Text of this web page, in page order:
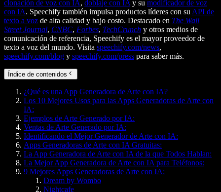
clonación de voz con IA, doblaje con IA y su modificador de voz
con IA. Speechify también impulsa productos líderes con su API de
texto a voz de alta calidad y bajo costo. Destacado en The Wall
Street Journal, CNBC, Forbes, TechCrunch y otros medios de
comunicación de referencia, Speechify es el mayor proveedor de
texto a voz del mundo. Visita speechify.com/news,
speechify.com/blog y speechify.com/press para saber más.
Índice de contenidos
¿Qué es una App Generadora de Arte con IA?
Los 10 Mejores Usos para las Apps Generadoras de Arte con
IA:
Ejemplos de Arte Generado por IA:
Ventas de Arte Generado por IA:
Identificando el Mejor Generador de Arte con IA:
Apps Generadoras de Arte con IA Gratuitas:
La App Generadora de Arte con IA de la que Todos Hablan:
La Mejor App Generadora de Arte con IA para Teléfonos:
9 Mejores Apps Generadoras de Arte con IA:
Dream by Wombo
Nightcafe